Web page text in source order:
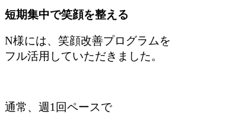
短期集中で笑顔を整える
N様には、笑顔改善プログラムを
フル活用していただきました。
通常、週1回ペースで